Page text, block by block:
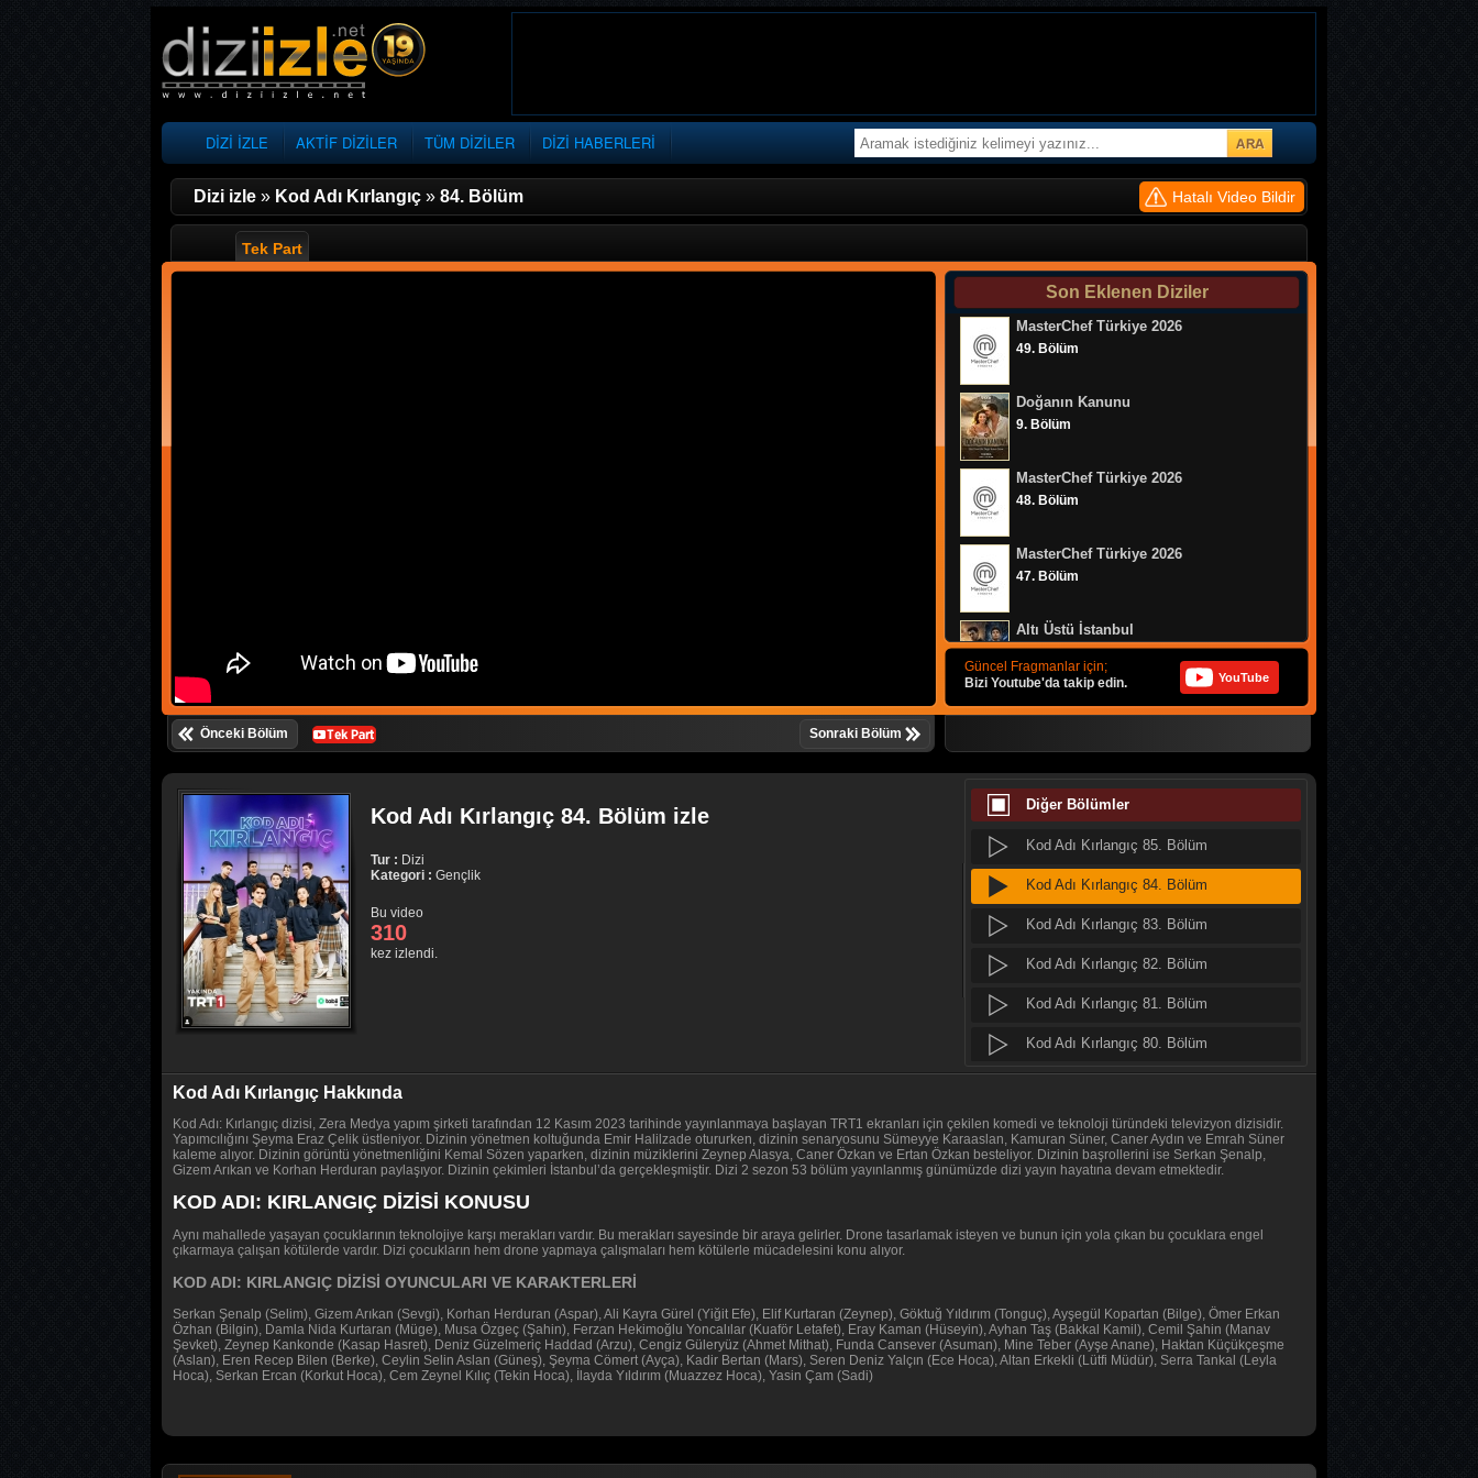
DİZİ İZLE AKTİF DİZİLER TÜM DİZİLER DİZİ HABERLERİ
Dizi izle » Kod Adı Kırlangıç » 84. Bölüm Hatalı Video Bildir
Tek Part
Son Eklenen Diziler
MasterChef Türkiye 2026
49. Bölüm
Doğanın Kanunu
9. Bölüm
MasterChef Türkiye 2026
48. Bölüm
MasterChef Türkiye 2026
47. Bölüm
Altı Üstü İstanbul
8. Bölüm
MasterChef Türkiye 2026
10. Bölüm
Her Şey Mümkün
2. Bölüm
Her Şey Mümkün
1. Bölüm
Baş Başa
MasterChef Türkiye 2026
Sıfır Bir 4 Sezon
Asırlık Gece
7. Bölüm
MasterChef Türkiye 2026
Güncel Fragmanlar için;
Bizi Youtube'da takip edin.
YouTube
Önceki Bölüm Sonraki Bölüm
Kod Adı Kırlangıç 84. Bölüm izle
Tur : Dizi
Kategori : Gençlik
Bu video
310
kez izlendi.
Diğer Bölümler
Kod Adı Kırlangıç 85. Bölüm
Kod Adı Kırlangıç 84. Bölüm
Kod Adı Kırlangıç 83. Bölüm
Kod Adı Kırlangıç 82. Bölüm
Kod Adı Kırlangıç 81. Bölüm
Kod Adı Kırlangıç 80. Bölüm
Kod Adı Kırlangıç 78. Bölüm
Kod Adı Kırlangıç 77. Bölüm
Kod Adı Kırlangıç 75. Bölüm
Kod Adı Kırlangıç 73. Bölüm
Kod Adı Kırlangıç 72. Bölüm
Kod Adı Kırlangıç 70. Bölüm
Kod Adı Kırlangıç Hakkında
Kod Adı: Kırlangıç dizisi, Zera Medya yapım şirketi tarafından 12 Kasım 2023 tarihinde yayınlanmaya başlayan TRT1 ekranları için çekilen komedi ve teknoloji türündeki televizyon dizisidir.
Yapımcılığını Şeyma Eraz Çelik üstleniyor. Dizinin yönetmen koltuğunda Emir Halilzade otururken, dizinin senaryosunu Sümeyye Karaaslan, Kamuran Süner, Caner Aydın ve Emrah Süner
kaleme alıyor. Dizinin görüntü yönetmenliğini Kemal Sözen yaparken, dizinin müziklerini Zeynep Alasya, Caner Özkan ve Ertan Özkan besteliyor. Dizinin başrollerini ise Serkan Şenalp,
Gizem Arıkan ve Korhan Herduran paylaşıyor. Dizinin çekimleri İstanbul’da gerçekleşmiştir. Dizi 2 sezon 53 bölüm yayınlanmış günümüzde dizi yayın hayatına devam etmektedir.
KOD ADI: KIRLANGIÇ DİZİSİ KONUSU
Aynı mahallede yaşayan çocuklarının teknolojiye karşı merakları vardır. Bu merakları sayesinde bir araya gelirler. Drone tasarlamak isteyen ve bunun için yola çıkan bu çocuklara engel
çıkarmaya çalışan kötülerde vardır. Dizi çocukların hem drone yapmaya çalışmaları hem kötülerle mücadelesini konu alıyor.
KOD ADI: KIRLANGIÇ DİZİSİ OYUNCULARI VE KARAKTERLERİ
Serkan Şenalp (Selim), Gizem Arıkan (Sevgi), Korhan Herduran (Aspar), Ali Kayra Gürel (Yiğit Efe), Elif Kurtaran (Zeynep), Göktuğ Yıldırım (Tonguç), Ayşegül Kopartan (Bilge), Ömer Erkan
Özhan (Bilgin), Damla Nida Kurtaran (Müge), Musa Özgeç (Şahin), Ferzan Hekimoğlu Yoncalılar (Kuaför Letafet), Eray Kaman (Hüseyin), Ayhan Taş (Bakkal Kamil), Cemil Şahin (Manav
Şevket), Zeynep Kankonde (Kasap Hasret), Deniz Güzelmeriç Haddad (Arzu), Cengiz Güleryüz (Ahmet Mithat), Funda Cansever (Asuman), Mine Teber (Ayşe Anane), Haktan Küçükçeşme
(Aslan), Eren Recep Bilen (Berke), Ceylin Selin Aslan (Güneş), Şeyma Cömert (Ayça), Kadir Bertan (Mars), Seren Deniz Yalçın (Ece Hoca), Altan Erkekli (Lütfi Müdür), Serra Tankal (Leyla
Hoca), Serkan Ercan (Korkut Hoca), Cem Zeynel Kılıç (Tekin Hoca), İlayda Yıldırım (Muazzez Hoca), Yasin Çam (Sadi)